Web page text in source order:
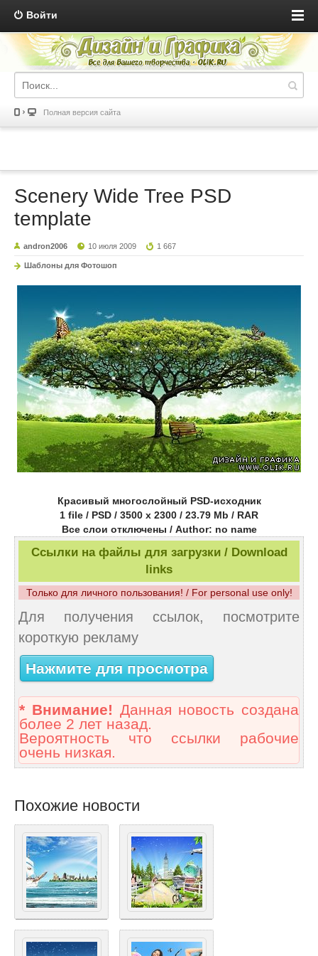
Войти
Полная версия сайта
Scenery Wide Tree PSD
template
andron2006 10 июля 2009 1 667
Шаблоны для Фотошоп
Красивый многослойный PSD-исходник
1 file / PSD / 3500 x 2300 / 23.79 Mb / RAR
Все слои отключены / Author: no name
Ссылки на файлы для загрузки / Download
links
Только для личного пользования! / For personal use only!
Для получения ссылок, посмотрите
короткую рекламу
Нажмите для просмотра
* Внимание! Данная новость создана
более 2 лет назад.
Вероятность что ссылки рабочие
очень низкая.
Похожие новости